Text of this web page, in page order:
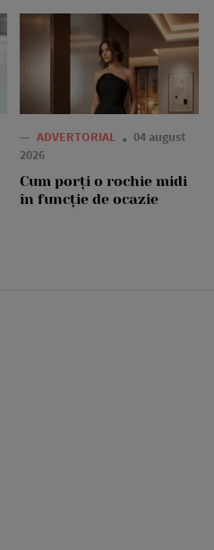
— ADVERTORIAL
04 august
2026
Cum porți o rochie midi
în funcție de ocazie